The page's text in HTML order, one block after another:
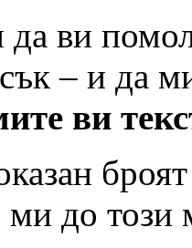
ви
– и да
ви
ми до този